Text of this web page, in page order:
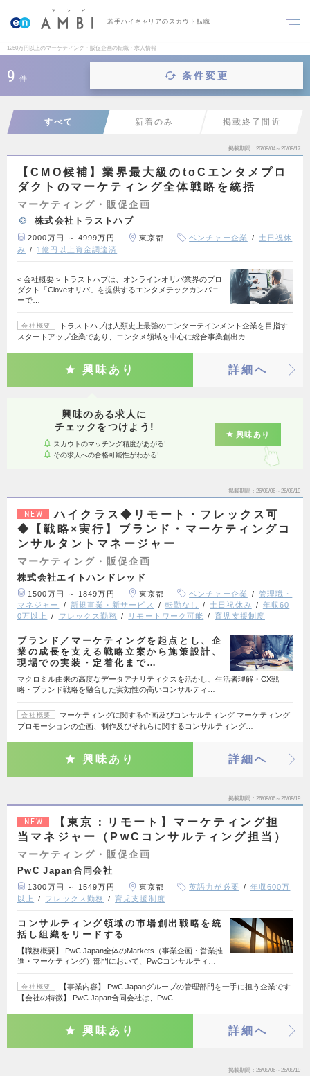
若手ハイキャリアのスカウト転職
1250万円以上のマーケティング・販促企画の転職・求人情報
9 件 条件変更
すべて 新着のみ 掲載終了間近
掲載期間 26/08/04～26/08/17
【CMO候補】業界最大級のtoCエンタメプロ
ダクトのマーケティング全体戦略を統括
マーケティング・販促企画
株式会社トラストハブ
2000万円 ～ 4999万円 東京都 ベンチャー企業
土日祝休
み
1億円以上資金調達済
< 会社概要 > トラストハブは、オンラインオリパ業界のプロ
ダクト「Cloveオリパ」を提供するエンタメテックカンパニ
ーで…
会社概要
トラストハブは人類史上最強のエンターテインメント企業を目指す
スタートアップ企業であり、エンタメ領域を中心に総合事業創出カ…
興味あり 詳細へ
興味のある求人に
チェックをつけよう!
スカウトのマッチング精度があがる!
その求人への合格可能性がわかる!
興味あり
掲載期間 26/08/06～26/08/19
NEW
ハイクラス◆リモート・フレックス可
◆【戦略×実行】ブランド・マーケティングコ
ンサルタントマネージャー
マーケティング・販促企画
株式会社エイトハンドレッド
1500万円 ～ 1849万円 東京都 ベンチャー企業
管理職・
マネジャー
新規事業・新サービス 転勤なし 土日祝休み
年収60
0万以上
フレックス勤務 リモートワーク可能 育児支援制度
ブランド／マーケティングを起点とし、企
業の成長を支える戦略立案から施策設計、
現場での実装・定着化まで…
マクロミル由来の高度なデータアナリティクスを活かし、生活者理解・CX戦
略・ブランド戦略を融合した実効性の高いコンサルティ…
会社概要
マーケティングに関する企画及びコンサルティング マーケティング
プロモーションの企画、制作及びそれらに関するコンサルティング…
興味あり 詳細へ
掲載期間 26/08/06～26/08/19
NEW
【東京：リモート】マーケティング担
当マネジャー（PwCコンサルティング担当）
マーケティング・販促企画
PwC Japan合同会社
1300万円 ～ 1549万円 東京都 英語力が必要
年収600万
以上
フレックス勤務 育児支援制度
コンサルティング領域の市場創出戦略を統
括し組織をリードする
【職務概要】 PwC Japan全体のMarkets（事業企画・営業推
進・マーケティング）部門において、PwCコンサルティ…
会社概要
【事業内容】 PwC Japanグループの管理部門を一手に担う企業です
【会社の特徴】 PwC Japan合同会社は、PwC …
興味あり 詳細へ
掲載期間 26/08/06～26/08/19